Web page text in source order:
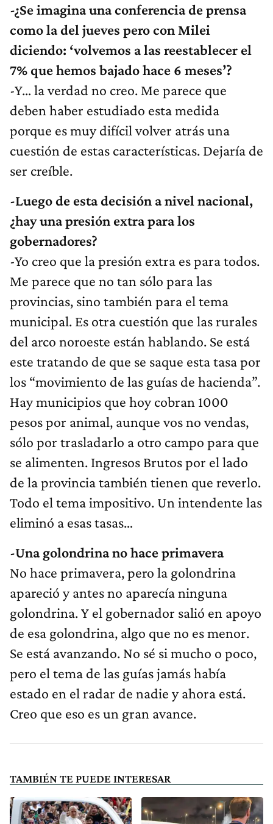
-¿Se imagina una conferencia de prensa
como la del jueves pero con Milei
diciendo: ‘volvemos a las reestablecer el
7% que hemos bajado hace 6 meses’?
-Y… la verdad no creo. Me parece que
deben haber estudiado esta medida
porque es muy difícil volver atrás una
cuestión de estas características. Dejaría de
ser creíble.
-Luego de esta decisión a nivel nacional,
¿hay una presión extra para los
gobernadores?
-Yo creo que la presión extra es para todos.
Me parece que no tan sólo para las
provincias, sino también para el tema
municipal. Es otra cuestión que las rurales
del arco noroeste están hablando. Se está
este tratando de que se saque esta tasa por
los “movimiento de las guías de hacienda”.
Hay municipios que hoy cobran 1000
pesos por animal, aunque vos no vendas,
sólo por trasladarlo a otro campo para que
se alimenten. Ingresos Brutos por el lado
de la provincia también tienen que reverlo.
Todo el tema impositivo. Un intendente las
eliminó a esas tasas…
-Una golondrina no hace primavera
No hace primavera, pero la golondrina
apareció y antes no aparecía ninguna
golondrina. Y el gobernador salió en apoyo
de esa golondrina, algo que no es menor.
Se está avanzando. No sé si mucho o poco,
pero el tema de las guías jamás había
estado en el radar de nadie y ahora está.
Creo que eso es un gran avance.
TAMBIÉN TE PUEDE INTERESAR